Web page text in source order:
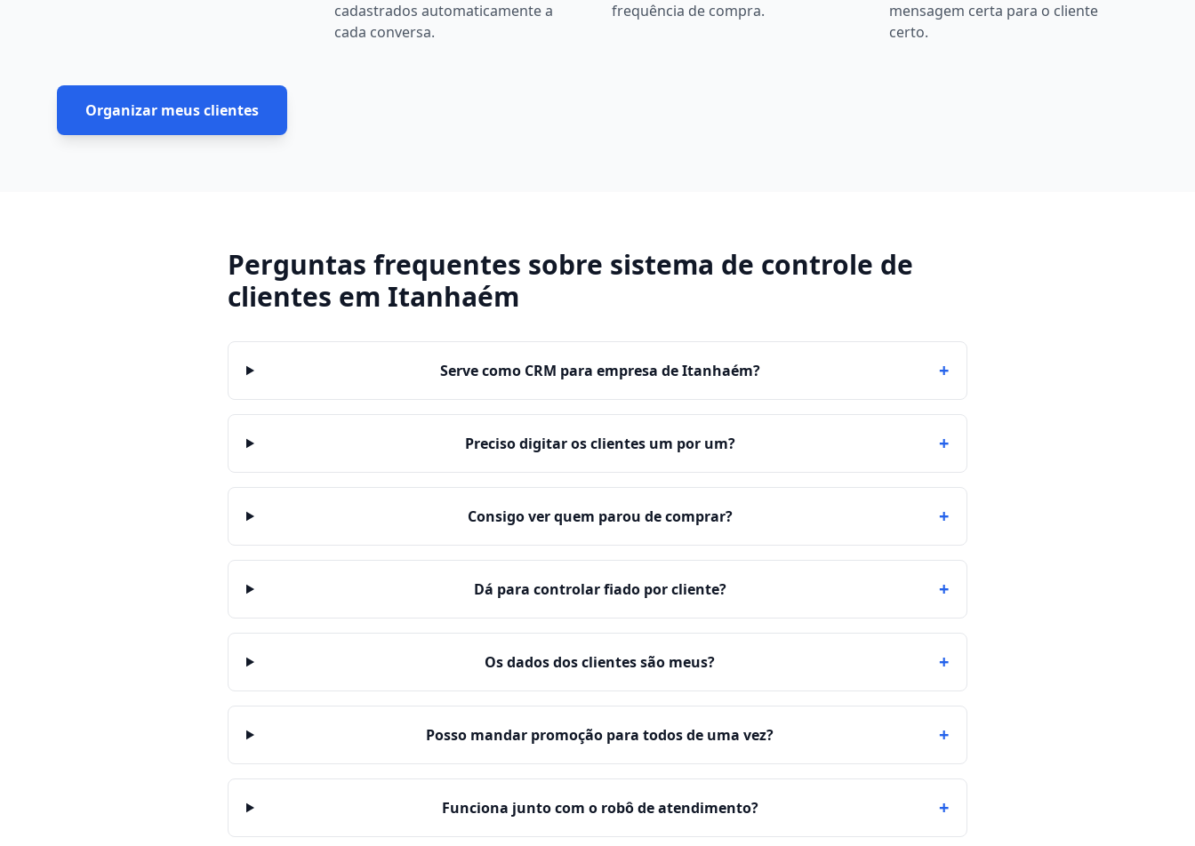
cadastrados automaticamente a
cada conversa.
frequência de compra.
mensagem certa para o cliente
certo.
Organizar meus clientes
Perguntas frequentes sobre sistema de controle de
clientes em Itanhaém
Serve como CRM para empresa de Itanhaém? +
Preciso digitar os clientes um por um? +
Consigo ver quem parou de comprar? +
Dá para controlar fiado por cliente? +
Os dados dos clientes são meus? +
Posso mandar promoção para todos de uma vez? +
Funciona junto com o robô de atendimento? +